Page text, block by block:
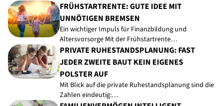
FRÜHSTARTRENTE: GUTE IDEE MIT
UNNÖTIGEN BREMSEN
Ein wichtiger Impuls für Finanzbildung und
Altersvorsorge Mit der Frühstartrente…
PRIVATE RUHESTANDSPLANUNG: FAST
JEDER ZWEITE BAUT KEIN EIGENES
POLSTER AUF
Mit Blick auf die private Ruhestandsplanung sind die
Zahlen eindeutig:…